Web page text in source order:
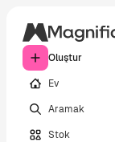
Oluştur
Ev
Aramak
Stok